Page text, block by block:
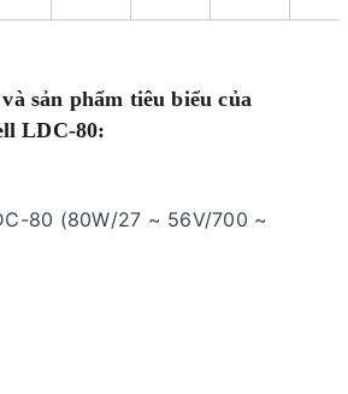
sản phẩm tiêu biểu của
LDC-80:
80 (80W/27 ~ 56V/700 ~